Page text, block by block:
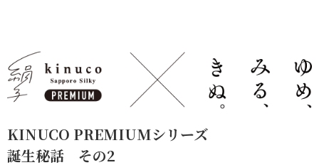
KINUCO PREMIUMシリーズ
誕生秘話 その2